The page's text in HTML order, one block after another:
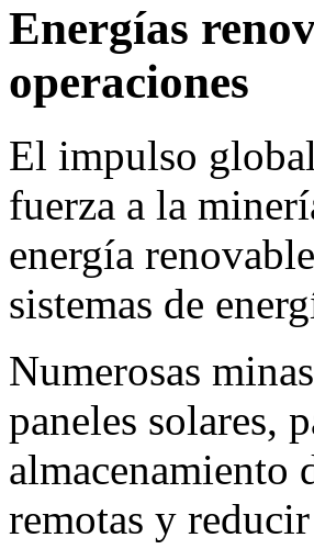
Energías
operaciones
El impulso
fuerza a la
energía
sistemas de
Numerosas
paneles solares,
almacenamiento
remotas y